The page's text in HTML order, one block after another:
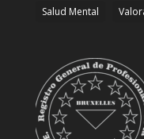
Salud Mental